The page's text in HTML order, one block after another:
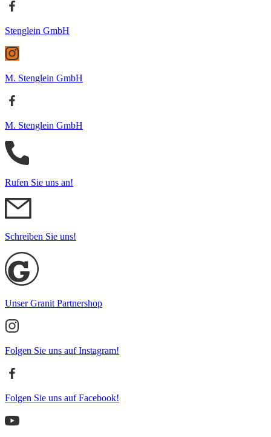
Stenglein GmbH
M. Stenglein GmbH
M. Stenglein GmbH
Rufen Sie uns an!
Schreiben Sie uns!
Unser Granit Partnershop
Folgen Sie uns auf Instagram!
Folgen Sie uns auf Facebook!